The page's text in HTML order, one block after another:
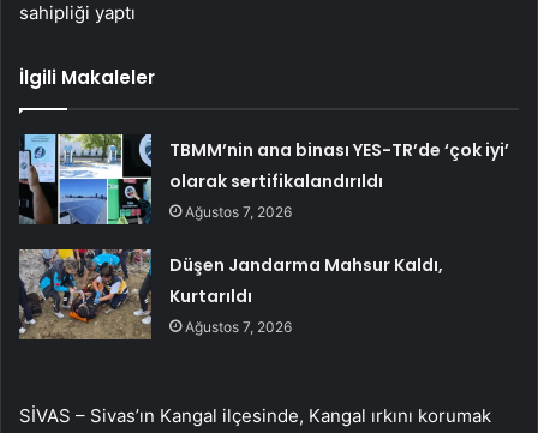
sahipliği yaptı
İlgili Makaleler
TBMM’nin ana binası YES-TR’de ‘çok iyi’
olarak sertifikalandırıldı
Ağustos 7, 2026
Düşen Jandarma Mahsur Kaldı,
Kurtarıldı
Ağustos 7, 2026
SİVAS – Sivas’ın Kangal ilçesinde, Kangal ırkını korumak